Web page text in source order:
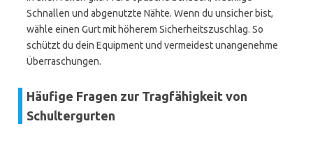
Schnallen und abgenutzte Nähte. Wenn du unsicher bist,
wähle einen Gurt mit höherem Sicherheitszuschlag. So
schützt du dein Equipment und vermeidest unangenehme
Überraschungen.
Häufige Fragen zur Tragfähigkeit von
Schultergurten